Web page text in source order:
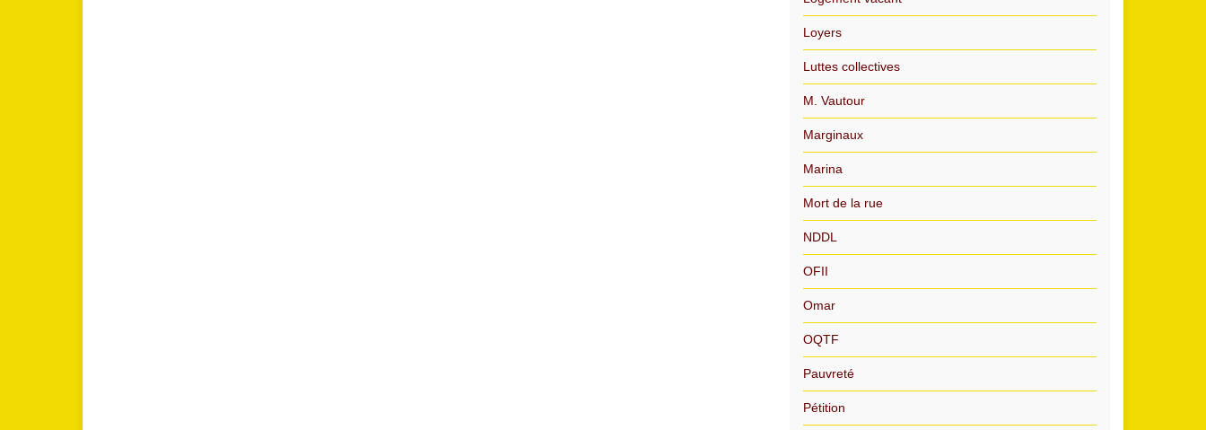
Loyers
Luttes collectives
M. Vautour
Marginaux
Marina
Mort de la rue
NDDL
OFII
Omar
OQTF
Pauvreté
Pétition